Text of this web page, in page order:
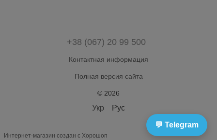
+38 (067) 20 99 500
Контактная информация
Полная версия сайта
© 2026
Укр Рус
Интернет-магазин создан с Хорошоп
💬 Telegram